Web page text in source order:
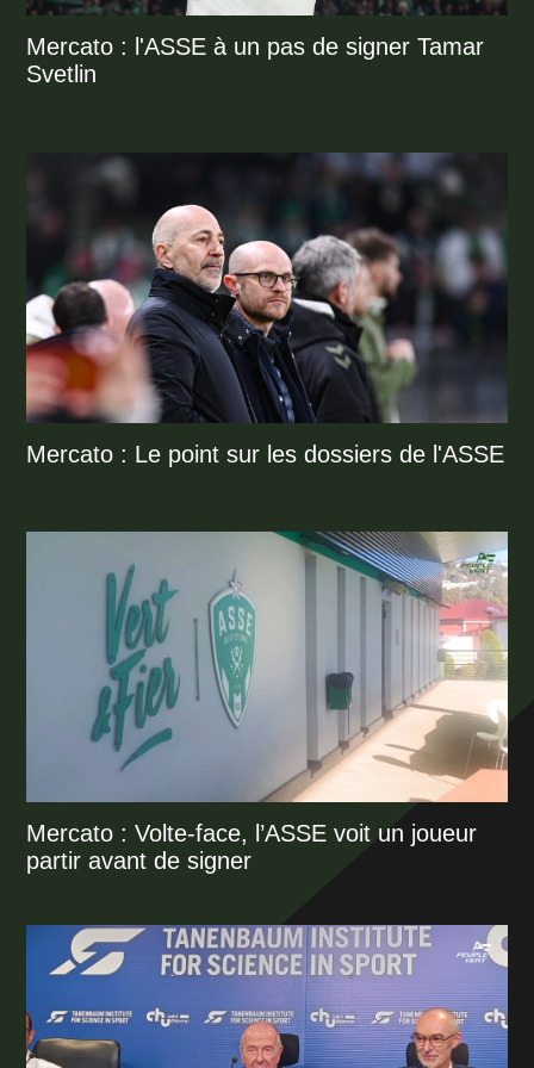
Mercato : l'ASSE à un pas de signer Tamar
Svetlin
Mercato : Le point sur les dossiers de l'ASSE
Mercato : Volte-face, l’ASSE voit un joueur
partir avant de signer